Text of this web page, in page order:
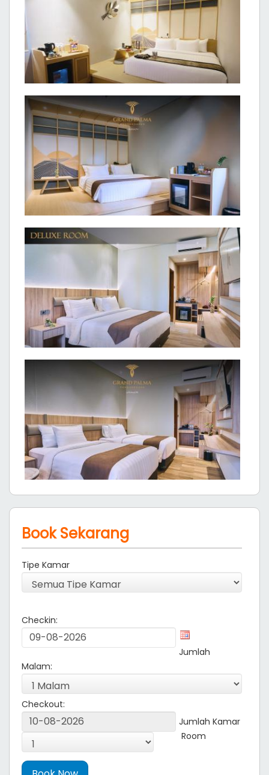
Book Sekarang
Tipe Kamar
Checkin:
Jumlah
Malam:
Checkout:
Jumlah Kamar
Room